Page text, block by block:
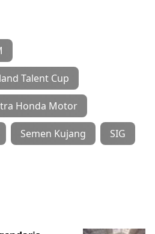
Talent Cup
Honda Motor
Semen Kujang SIG